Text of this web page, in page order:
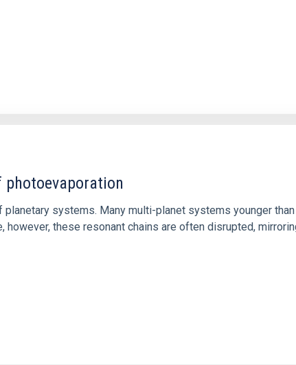
photoevaporation
systems. Many multi-planet systems younger
these resonant chains are often disrupted,